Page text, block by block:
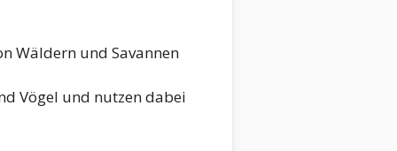
Wäldern und Savannen
Vögel und nutzen dabei